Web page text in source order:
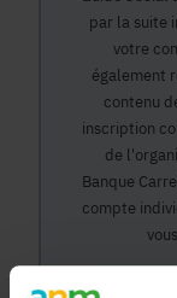
par la suite
votre
également
contenu
inscription
de
Banque
compte